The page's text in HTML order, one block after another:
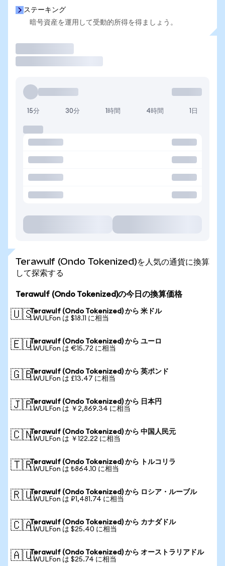
ステーキング
暗号資産を運用して受動的所得を得ましょう。
15分 30分 1時間 4時間 1日
Terawulf (Ondo Tokenized)を人気の通貨に換算
して探索する
Terawulf (Ondo Tokenized)の今日の換算価格
🇺🇸Terawulf (Ondo Tokenized) から 米ドル
1 WULFon は $18.11 に相当
🇪🇺Terawulf (Ondo Tokenized) から ユーロ
1 WULFon は €15.72 に相当
🇬🇧Terawulf (Ondo Tokenized) から 英ポンド
1 WULFon は £13.47 に相当
🇯🇵Terawulf (Ondo Tokenized) から 日本円
1 WULFon は ￥2,869.34 に相当
🇨🇳Terawulf (Ondo Tokenized) から 中国人民元
1 WULFon は ￥122.22 に相当
🇹🇷Terawulf (Ondo Tokenized) から トルコリラ
1 WULFon は ₺864.10 に相当
🇷🇺Terawulf (Ondo Tokenized) から ロシア・ルーブル
1 WULFon は ₽1,481.74 に相当
🇨🇦Terawulf (Ondo Tokenized) から カナダドル
1 WULFon は $25.40 に相当
🇦🇺Terawulf (Ondo Tokenized) から オーストラリアドル
1 WULFon は $25.74 に相当